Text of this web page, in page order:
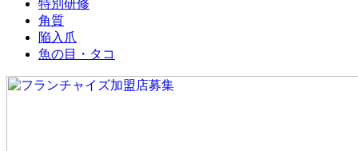
特別研修
角質
陥入爪
魚の目・タコ